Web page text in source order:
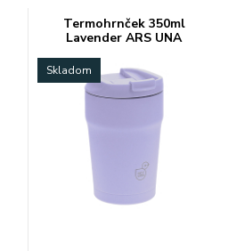
Termohrnček 350ml
Lavender ARS UNA
Skladom